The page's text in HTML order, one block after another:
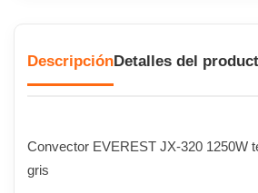
DescripciónDetalles del
Convector EVEREST JX-320 1250W
gris